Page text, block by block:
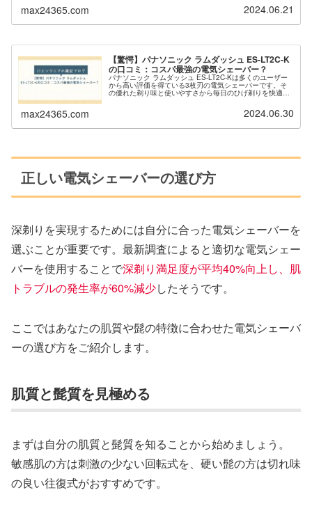
max24365.com 2024.06.21
【驚愕】パナソニック ラムダッシュ ES-LT2C-K
の口コミ：コスパ最強の電気シェーバー？
パナソニック ラムダッシュ ES-LT2C-Kは多くのユーザー
から高い評価を得ている3枚刃の電気シェーバーです。そ
の優れた剃り味と使いやすさから毎日のひげ剃りを快適に
max24365.com 2024.06.30
正しい電気シェーバーの選び方
深剃りを実現するためには自分に合った電気シェーバーを
選ぶことが重要です。最新調査によると適切な電気シェー
バーを使用することで深剃り満足度が平均40%向上し、肌
トラブルの発生率が60%減少したそうです。
ここではあなたの肌質や髭の特徴に合わせた電気シェーバ
ーの選び方をご紹介します。
肌質と髭質を見極める
まずは自分の肌質と髭質を知ることから始めましょう。
敏感肌の方は刺激の少ない回転式を、硬い髭の方は切れ味
の良い往復式がおすすめです。